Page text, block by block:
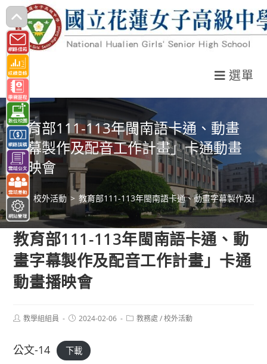
跳
轉
至
主
要
內
容
選單
教育部111-113年閩南語卡通、動畫
字幕製作及配音工作計畫」卡通動畫
播映會
> 校外活動 > 教育部111-113年閩南語卡通、動畫字幕製作及配
教育部111-113年閩南語卡通、動
畫字幕製作及配音工作計畫」卡通
動畫播映會
Post教學組組員
Post2024-02-06
Post教務處 / 校外活動
公文-14 下載